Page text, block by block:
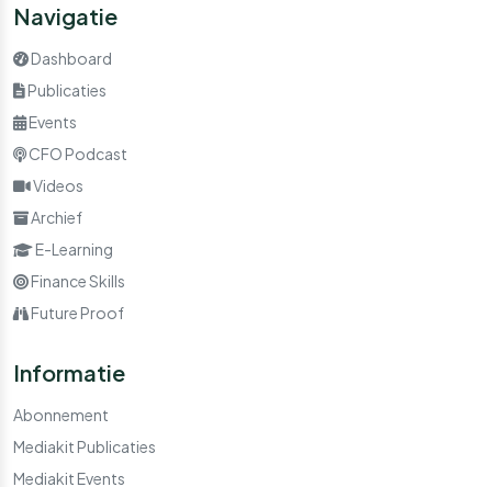
Navigatie
Dashboard
Publicaties
Events
CFO Podcast
Videos
Archief
E-Learning
Finance Skills
Future Proof
Informatie
Abonnement
Mediakit Publicaties
Mediakit Events